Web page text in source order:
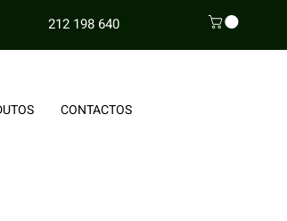
212 198 640
CONTACTOS